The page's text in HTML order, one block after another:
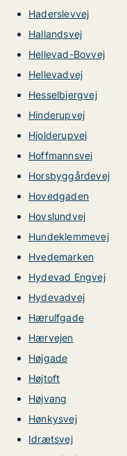
Haderslevvej
Hallandsvej
Hellevad-Bovvej
Hellevadvej
Hesselbjergvej
Hinderupvej
Hjolderupvej
Hoffmannsvej
Horsbyggårdevej
Hovedgaden
Hovslundvej
Hundeklemmevej
Hvedemarken
Hydevad Engvej
Hydevadvej
Hærulfgade
Hærvejen
Højgade
Højtoft
Højvang
Hønkysvej
Idrætsvej